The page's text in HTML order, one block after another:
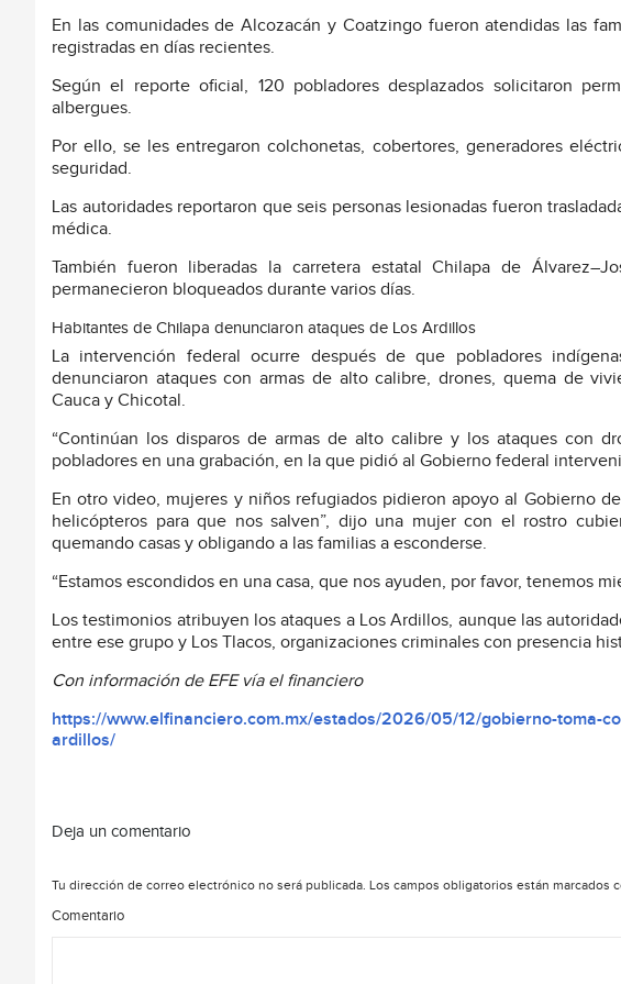
En las comunidades de Alcozacán y Coatzingo fueron atendidas las
registradas en días recientes.
Según el reporte oficial, 120 pobladores desplazados solicitaron
albergues.
Por ello, se les entregaron colchonetas, cobertores, generadores
seguridad.
Las autoridades reportaron que seis personas lesionadas fueron
médica.
También fueron liberadas la carretera estatal Chilapa de
permanecieron bloqueados durante varios días.
Habitantes de Chilapa denunciaron ataques de Los Ardillos
La intervención federal ocurre después de que pobladores
denunciaron ataques con armas de alto calibre, drones, quema de
Cauca y Chicotal.
“Continúan los disparos de armas de alto calibre y los ataques con
pobladores en una grabación, en la que pidió al Gobierno federal
En otro video, mujeres y niños refugiados pidieron apoyo al Gobierno
helicópteros para que nos salven”, dijo una mujer con el rostro
quemando casas y obligando a las familias a esconderse.
“Estamos escondidos en una casa, que nos ayuden, por favor, tenemos
Los testimonios atribuyen los ataques a Los Ardillos, aunque las
entre ese grupo y Los Tlacos, organizaciones criminales con presencia
Con información de EFE vía el financiero
https://www.elfinanciero.com.mx/estados/2026/05/12/gobierno-toma-
ardillos/
Deja un comentario
Tu dirección de correo electrónico no será publicada. Los campos obligatorios están marcados
Comentario